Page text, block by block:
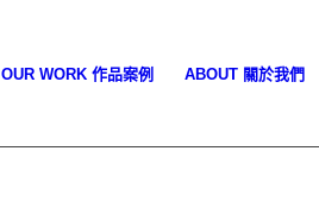
OUR WORK 作品案例 ABOUT 關於我們